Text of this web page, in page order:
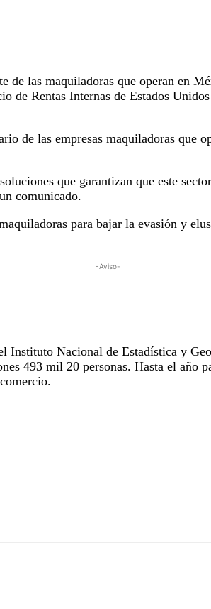
las maquiladoras que operan en
Rentas Internas de Estados
las empresas maquiladoras que
que garantizan que este
comunicado.
para bajar la evasión y
-Aviso-
Instituto Nacional de Estadística y
493 mil 20 personas. Hasta el año